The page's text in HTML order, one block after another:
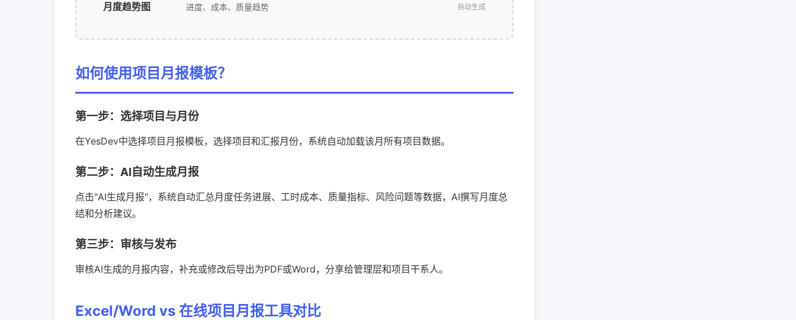
月度趋势图 进度、成本、质量趋势 自动生成
如何使用项目月报模板？
第一步：选择项目与月份
在YesDev中选择项目月报模板，选择项目和汇报月份，系统自动加载该月所有项目数据。
第二步：AI自动生成月报
点击"AI生成月报"，系统自动汇总月度任务进展、工时成本、质量指标、风险问题等数据，AI撰写月度总
结和分析建议。
第三步：审核与发布
审核AI生成的月报内容，补充或修改后导出为PDF或Word，分享给管理层和项目干系人。
Excel/Word vs 在线项目月报工具对比